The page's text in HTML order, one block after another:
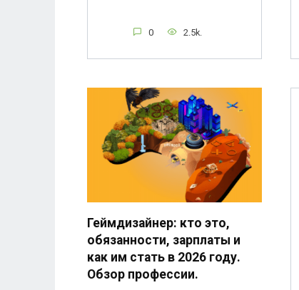
0 2.5k.
Геймдизайнер: кто это,
обязанности, зарплаты и
как им стать в 2026 году.
Обзор профессии.